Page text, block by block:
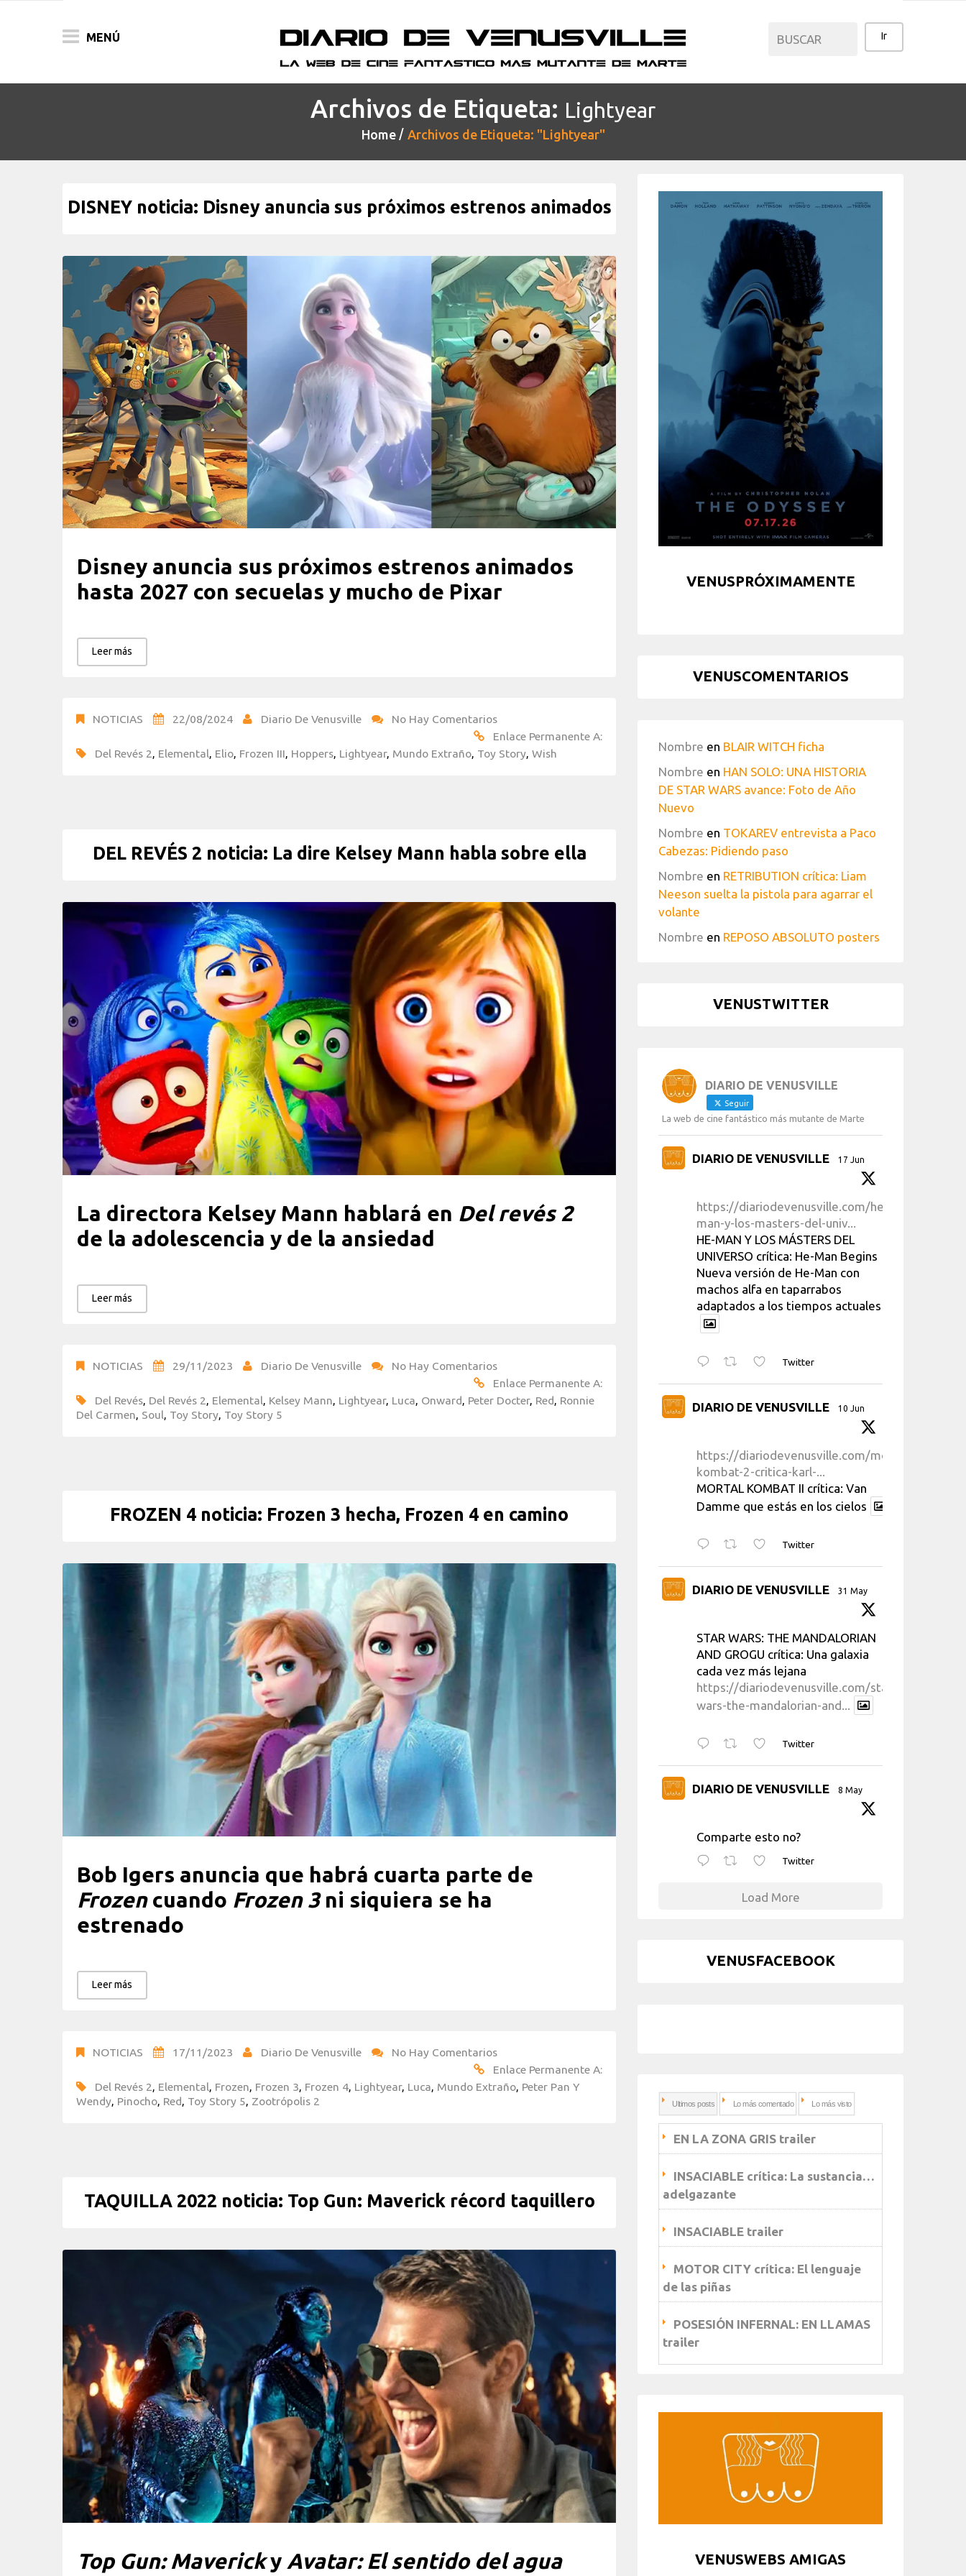
MENÚ
Archivos de Etiqueta: Lightyear
Home Archivos de Etiqueta: "Lightyear"
DISNEY noticia: Disney anuncia sus próximos estrenos animados
Disney anuncia sus próximos estrenos animados
hasta 2027 con secuelas y mucho de Pixar
Leer más
NOTICIAS 22/08/2024 Diario De Venusville
No Hay Comentarios
Enlace Permanente A:
Del Revés 2, Elemental, Elio, Frozen III, Hoppers, Lightyear, Mundo Extraño, Toy Story, Wish
DEL REVÉS 2 noticia: La dire Kelsey Mann habla sobre ella
La directora Kelsey Mann hablará en Del revés 2
de la adolescencia y de la ansiedad
Leer más
NOTICIAS 29/11/2023 Diario De Venusville
No Hay Comentarios
Enlace Permanente A:
Del Revés, Del Revés 2, Elemental, Kelsey Mann, Lightyear, Luca, Onward, Peter Docter, Red, Ronnie
Del Carmen, Soul, Toy Story, Toy Story 5
FROZEN 4 noticia: Frozen 3 hecha, Frozen 4 en camino
Bob Igers anuncia que habrá cuarta parte de
Frozencuando Frozen 3ni siquiera se ha
estrenado
Leer más
NOTICIAS 17/11/2023 Diario De Venusville
No Hay Comentarios
Enlace Permanente A:
Del Revés 2
Elemental Frozen Frozen 3 Frozen 4 Lightyear, Luca Mundo Extraño Peter Pan Y
Wendy Pinocho Red Toy Story 5 Zootrópolis 2
TAQUILLA 2022 noticia: Top Gun: Maverick récord taquillero
Top Gun: Mavericky Avatar: El sentido del agua
VENUSPRÓXIMAMENTE
VENUSCOMENTARIOS
Nombre en BLAIR WITCH ficha
Nombre en HAN SOLO: UNA HISTORIA
DE STAR WARS avance: Foto de Año
Nuevo
Nombre en TOKAREV entrevista a Paco
Cabezas: Pidiendo paso
Nombre en RETRIBUTION crítica: Liam
Neeson suelta la pistola para agarrar el
volante
Nombre en REPOSO ABSOLUTO posters
VENUSTWITTER
DIARIO DE VENUSVILLE
Seguir
La web de cine fantástico más mutante de Marte
DIARIO DE VENUSVILLE 17 Jun
https://diariodevenusville.com/he-
man-y-los-masters-del-univ...
HE-MAN Y LOS MÁSTERS DEL
UNIVERSO crítica: He-Man Begins
Nueva versión de He-Man con
machos alfa en taparrabos
adaptados a los tiempos actuales
Twitter
DIARIO DE VENUSVILLE 10 Jun
https://diariodevenusville.com/mortal-
kombat-2-critica-karl-...
MORTAL KOMBAT II crítica: Van
Damme que estás en los cielos
Twitter
DIARIO DE VENUSVILLE 31 May
STAR WARS: THE MANDALORIAN
AND GROGU crítica: Una galaxia
cada vez más lejana
https://diariodevenusville.com/star-
wars-the-mandalorian-and...
Twitter
DIARIO DE VENUSVILLE 8 May
Comparte esto no?
Twitter
Load More
VENUSFACEBOOK
Ultimos posts Lo más comentado Lo más visto
EN LA ZONA GRIS trailer
INSACIABLE crítica: La sustancia…
adelgazante
INSACIABLE trailer
MOTOR CITY crítica: El lenguaje
de las piñas
POSESIÓN INFERNAL: EN LLAMAS
trailer
VENUSWEBS AMIGAS
FESTIVALES